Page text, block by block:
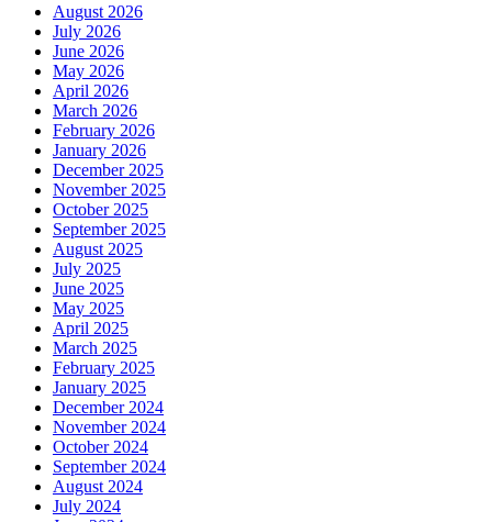
August 2026
July 2026
June 2026
May 2026
April 2026
March 2026
February 2026
January 2026
December 2025
November 2025
October 2025
September 2025
August 2025
July 2025
June 2025
May 2025
April 2025
March 2025
February 2025
January 2025
December 2024
November 2024
October 2024
September 2024
August 2024
July 2024